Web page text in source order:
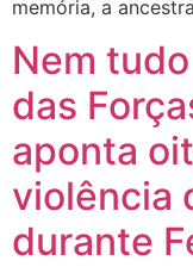
memória, a
Nem
das
aponta
violência
durante